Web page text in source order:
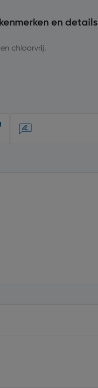
en details
chloorvrij.